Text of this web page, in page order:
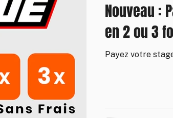
Nouveau :
en 2 ou 3
Payez votre